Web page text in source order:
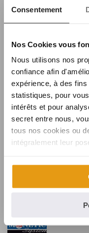
Consentement
Nos Cookies vous
Nous utilisons nos
confiance afin
expérience, à des
statistiques, pour
intérêts et pour
secret entre nous,
tous nos cookies ou
intégralement leur
La
La faible
évolution
Synalcom